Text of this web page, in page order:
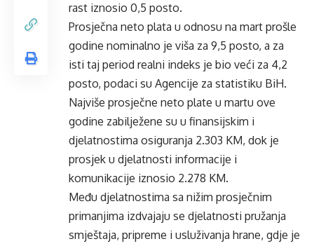
rast iznosio 0,5 posto.
Prosječna neto plata u odnosu na mart prošle
godine nominalno je viša za 9,5 posto, a za
isti taj period realni indeks je bio veći za 4,2
posto, podaci su Agencije za statistiku BiH.
Najviše prosječne neto plate u martu ove
godine zabilježene su u finansijskim i
djelatnostima osiguranja 2.303 KM, dok je
prosjek u djelatnosti informacije i
komunikacije iznosio 2.278 KM.
Među djelatnostima sa nižim prosječnim
primanjima izdvajaju se djelatnosti pružanja
smještaja, pripreme i usluživanja hrane, gdje je